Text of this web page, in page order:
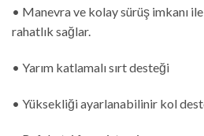
• Manevra ve kolay sürüş imkanı
rahatlık sağlar.
• Yarım katlamalı sırt desteği
• Yüksekliği ayarlanabilinir kol